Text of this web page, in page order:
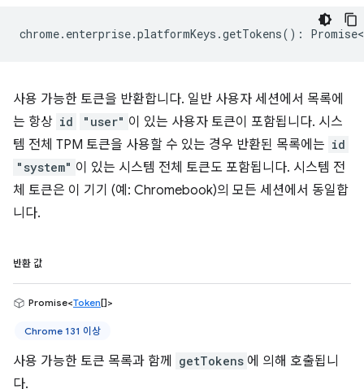
chrome. enterprise.platformKeys .getTokens() : Promise<
사용 가능한 토큰을 반환합니다. 일반 사용자 세션에서 목록에
는 항상 id "user" 이 있는 사용자 토큰이 포함됩니다. 시스
템 전체 TPM 토큰을 사용할 수 있는 경우 반환된 목록에는 id
"system" 이 있는 시스템 전체 토큰도 포함됩니다. 시스템 전
체 토큰은 이 기기 (예: Chromebook)의 모든 세션에서 동일합
니다.
반환 값
Promise<Token[]>
Chrome 131 이상
사용 가능한 토큰 목록과 함께 getTokens 에 의해 호출됩니
다.